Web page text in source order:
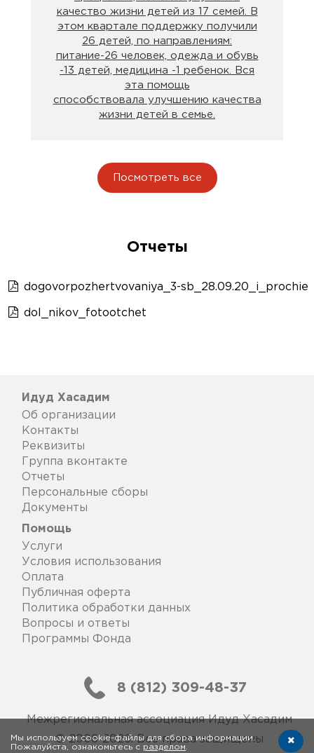
качество жизни детей из 17 семей. В
этом квартале поддержку получили
26 детей, по направлениям:
питание-26 человек, одежда и обувь
-13 детей, медицина -1 ребенок. Вся
эта помощь
способствовала улучшению качества
жизни детей в семье.
Посмотреть все
Отчеты
dogovorpozhertvovaniya_3-sb_28.09.20_i_prochie
dol_nikov_fotootchet
Идуд Хасадим
Об организации
Контакты
Реквизиты
Группа вконтакте
Отчеты
Персональные сборы
Документы
Помощь
Услуги
Условия использования
Оплата
Публичная оферта
Политика обработки данных
Вопросы и ответы
Программы Фонда
Межрегиональная ассоциация Идуд Хасадим
© 2006-2026. Все права защищены
8 (812) 309-48-37
Мы используем cookie-файлы для сбора информации.
Пожалуйста, ознакомьтесь с разделом